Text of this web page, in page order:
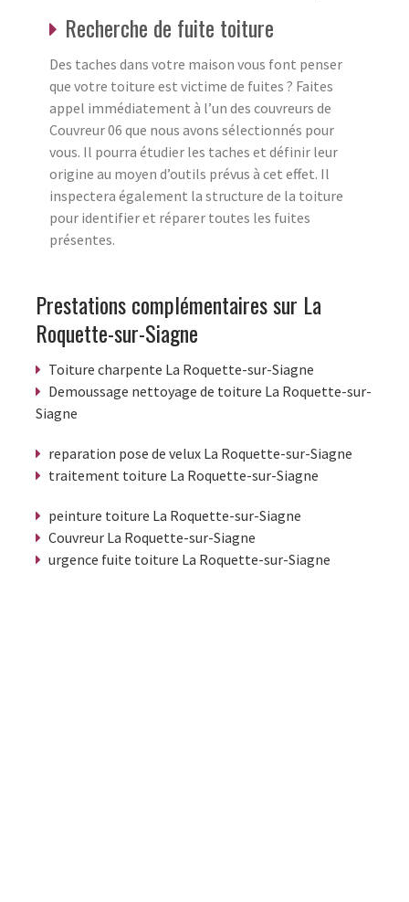
Recherche de fuite toiture
Des taches dans votre maison vous font penser
que votre toiture est victime de fuites ? Faites
appel immédiatement à l’un des couvreurs de
Couvreur 06 que nous avons sélectionnés pour
vous. Il pourra étudier les taches et définir leur
origine au moyen d’outils prévus à cet effet. Il
inspectera également la structure de la toiture
pour identifier et réparer toutes les fuites
présentes.
Prestations complémentaires sur La
Roquette-sur-Siagne
Toiture charpente La Roquette-sur-Siagne
Demoussage nettoyage de toiture La Roquette-sur-
Siagne
reparation pose de velux La Roquette-sur-Siagne
traitement toiture La Roquette-sur-Siagne
peinture toiture La Roquette-sur-Siagne
Couvreur La Roquette-sur-Siagne
urgence fuite toiture La Roquette-sur-Siagne